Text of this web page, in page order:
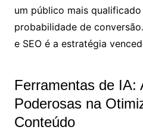
um público mais
probabilidade de
e SEO é a estratégia
Ferramentas de IA:
Poderosas na
Conteúdo